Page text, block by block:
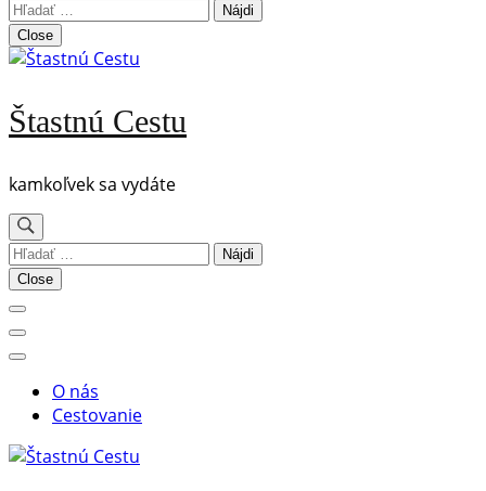
Hľadať:
Close
Štastnú Cestu
kamkoľvek sa vydáte
Hľadať:
Close
O nás
Cestovanie